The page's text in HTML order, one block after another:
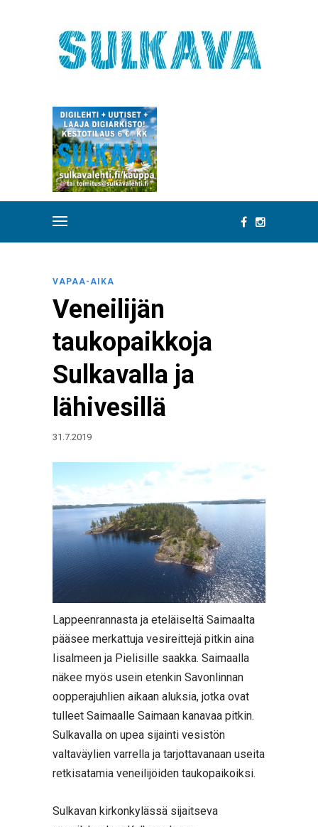
VAPAA-AIKA
Veneilijän
taukopaikkoja
Sulkavalla ja
lähivesillä
31.7.2019
Lappeenrannasta ja eteläiseltä Saimaalta
pääsee merkattuja vesireittejä pitkin aina
Iisalmeen ja Pielisille saakka. Saimaalla
näkee myös usein etenkin Savonlinnan
oopperajuhlien aikaan aluksia, jotka ovat
tulleet Saimaalle Saimaan kanavaa pitkin.
Sulkavalla on upea sijainti vesistön
valtaväylien varrella ja tarjottavanaan useita
retkisatamia veneilijöiden taukopaikoiksi.
Sulkavan kirkonkylässä sijaitseva